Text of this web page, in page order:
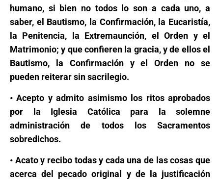
humano, si bien no todos lo son a cada uno, a
saber, el Bautismo, la Confirmación, la Eucaristía,
la Penitencia, la Extremaunción, el Orden y el
Matrimonio; y que confieren la gracia, y de ellos el
Bautismo, la Confirmación y el Orden no se
pueden reiterar sin sacrilegio.
• Acepto y admito asimismo los ritos aprobados
por la Iglesia Católica para la solemne
administración de todos los Sacramentos
sobredichos.
• Acato y recibo todas y cada una de las cosas que
acerca del pecado original y de la justificación